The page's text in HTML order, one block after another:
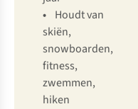
• Houdt van
skiën,
snowboarden,
fitness,
zwemmen,
hiken